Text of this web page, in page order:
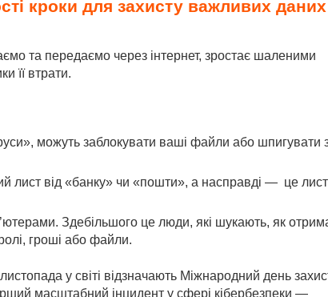
кроки для захисту важливих даних
та передаємо через інтернет, зростає шаленими
її втрати.
можуть заблокувати ваші файли або шпигувати
лист від «банку» чи «пошти», а насправді — це лист
Здебільшого це люди, які шукають, як
гроші або файли.
у світі відзначають Міжнародний день
масштабний інцидент у сфері кібербезпеки —